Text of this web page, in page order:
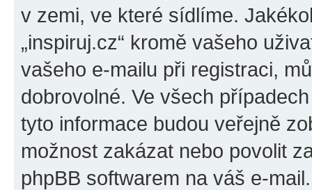
v zemi, ve které sídlíme.
„inspiruj.cz“ kromě vašeho
vašeho e-mailu při registraci,
dobrovolné. Ve všech
tyto informace budou veřejně
možnost zakázat nebo povolit
phpBB softwarem na váš e-mail.